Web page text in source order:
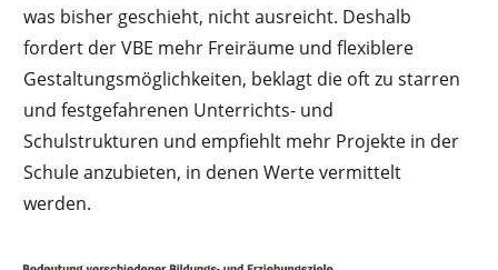
was bisher geschieht, nicht ausreicht. Deshalb
fordert der VBE mehr Freiräume und flexiblere
Gestaltungsmöglichkeiten, beklagt die oft zu starren
und festgefahrenen Unterrichts- und
Schulstrukturen und empfiehlt mehr Projekte in der
Schule anzubieten, in denen Werte vermittelt
werden.